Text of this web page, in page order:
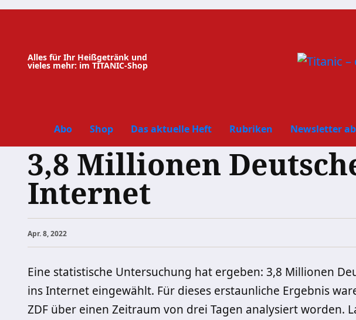
Zum
Alles für Ihr Heißgetränk und
vieles mehr: im TITANIC-Shop
Abo Shop Das aktuelle Heft Rubriken Newsletter
3,8 Millionen
Internet
Apr. 8, 2022
Eine statistische Untersuchung hat ergeben: 3,8 Millionen
ins Internet eingewählt. Für dieses erstaunliche Ergebnis
ZDF über einen Zeitraum von drei Tagen analysiert worden.